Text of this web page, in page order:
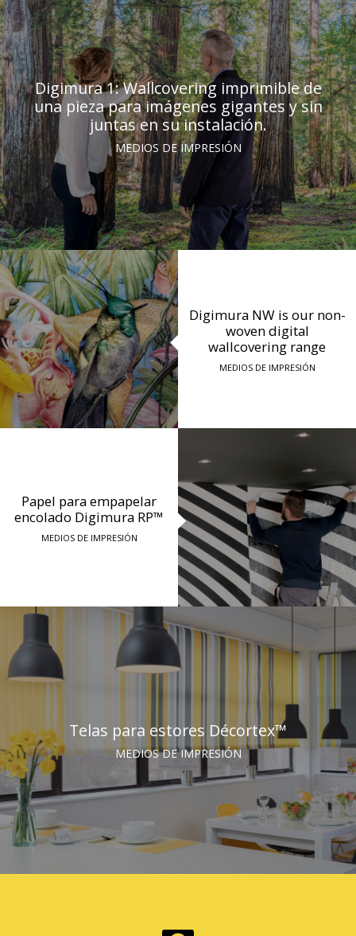
Digimura 1: Wallcovering imprimible de
una pieza para imágenes gigantes y sin
juntas en su instalación.
MEDIOS DE IMPRESIÓN
Digimura NW is our non-
woven digital
wallcovering range
MEDIOS DE IMPRESIÓN
Papel para empapelar
encolado Digimura RP™
MEDIOS DE IMPRESIÓN
Telas para estores Décortex™
MEDIOS DE IMPRESIÓN